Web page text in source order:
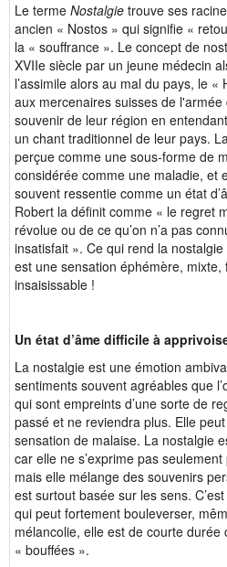
Le terme Nostalgie trouve ses
ancien « Nostos » qui signifie «
la « souffrance ». Le concept de
XVIIe siècle par un jeune médecin
l’assimile alors au mal du pays, le
aux mercenaires suisses de
souvenir de leur région en
un chant traditionnel de leur pays.
perçue comme une sous-forme de
considérée comme une maladie, et
souvent ressentie comme un état
Robert la définit comme « le regret
révolue ou de ce qu’on n’a pas
insatisfait ». Ce qui rend la nostalgie
est une sensation éphémère, mixte,
insaisissable !
Un état d’âme difficile à
La nostalgie est une émotion
sentiments souvent agréables que
qui sont empreints d’une sorte de
passé et ne reviendra plus. Elle
sensation de malaise. La nostalgie
car elle ne s’exprime pas
mais elle mélange des souvenirs
est surtout basée sur les sens.
qui peut fortement bouleverser,
mélancolie, elle est de courte durée
« bouffées ».